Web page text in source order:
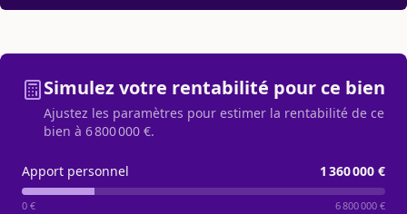
Simulez votre rentabilité pour ce bien
Ajustez les paramètres pour estimer la rentabilité de ce
bien à 6 800 000 €.
Apport personnel 1 360 000 €
0 € 6 800 000 €